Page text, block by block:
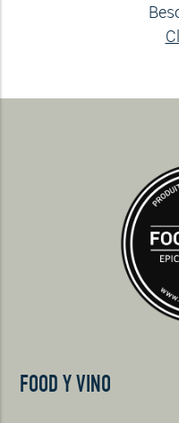
FOOD Y VINO